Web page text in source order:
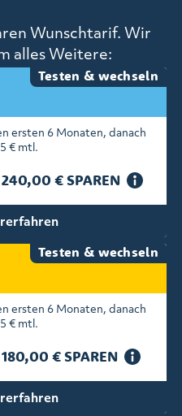
Wunschtarif. Wir
alles Weitere:
Testen & wechseln
ersten 6 Monaten, danach
€ mtl.
erfahren
Testen & wechseln
ersten 6 Monaten, danach
€ mtl.
erfahren